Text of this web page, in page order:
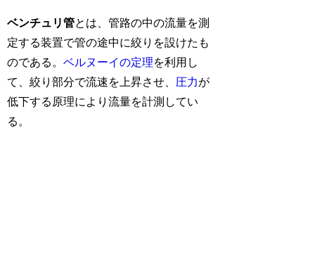
ベンチュリ管とは、管路の中の流量を測
定する装置で管の途中に絞りを設けたも
のである。ベルヌーイの定理を利用し
て、絞り部分で流速を上昇させ、 圧力が
低下する原理により流量を計測してい
る。